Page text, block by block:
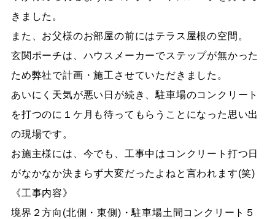
きました。
また、お父様のお部屋の前にはテラス屋根の空間。
玄関ポーチは、ハウスメーカーでステップが無かった
ため弊社で計画・施工させていただきました。
あいにく天気が悪い日が続き、駐車場のコンクリート
を打つのに１ケ月も待ってもらうことになった思い出
の現場です。
お施主様には、今でも、工事中はコンクリート打つ日
がなかなか決まらず大変だったよねと言われます(笑)
《工事内容》
境界２方向(北側・東側)・駐車場土間コンクリート５